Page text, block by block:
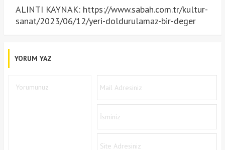
ALINTI KAYNAK: https://www.sabah.com.tr/kultur-
sanat/2023/06/12/yeri-doldurulamaz-bir-deger
YORUM YAZ